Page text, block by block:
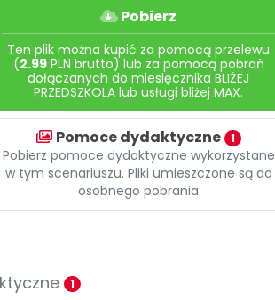
Pobierz
Ten plik można kupić za pomocą przelewu
(2.99PLN brutto) lub za pomocą pobrań
dołączanych do miesięcznika BLIŻEJ
PRZEDSZKOLA lub usługi bliżej MAX.
Pomoce dydaktyczne 1
Pobierz pomoce dydaktyczne wykorzystane
w tym scenariuszu. Pliki umieszczone są do
osobnego pobrania
1